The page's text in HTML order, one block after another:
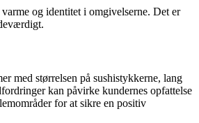
og identitet i omgivelserne. Det er
med størrelsen på sushistykkerne, lang
kan påvirke kundernes opfattelse
for at sikre en positiv